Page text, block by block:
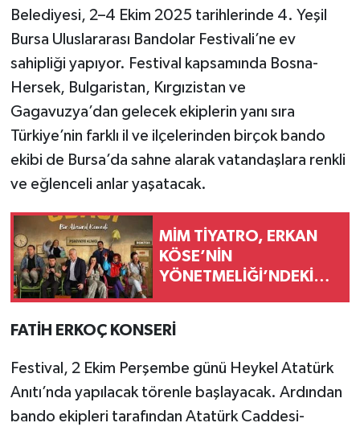
Belediyesi, 2–4 Ekim 2025 tarihlerinde 4. Yeşil
Bursa Uluslararası Bandolar Festivali’ne ev
sahipliği yapıyor. Festival kapsamında Bosna-
Hersek, Bulgaristan, Kırgızistan ve
Gagavuzya’dan gelecek ekiplerin yanı sıra
Türkiye’nin farklı il ve ilçelerinden birçok bando
ekibi de Bursa’da sahne alarak vatandaşlara renkli
ve eğlenceli anlar yaşatacak.
MİM TİYATRO, ERKAN
KÖSE’NİN
YÖNETMELİĞİ’NDEKİ
OYUNU İLE
FATİH ERKOÇ KONSERİ
Festival, 2 Ekim Perşembe günü Heykel Atatürk
Anıtı’nda yapılacak törenle başlayacak. Ardından
bando ekipleri tarafından Atatürk Caddesi-